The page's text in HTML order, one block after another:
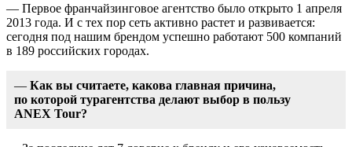
— Первое франчайзинговое агентство было открыто 1 апреля
2013 года. И с тех пор сеть активно растет и развивается:
сегодня под нашим брендом успешно работают 500 компаний
в 189 российских городах.
— Как вы считаете, какова главная причина,
по которой турагентства делают выбор в пользу
ANEX Tour?